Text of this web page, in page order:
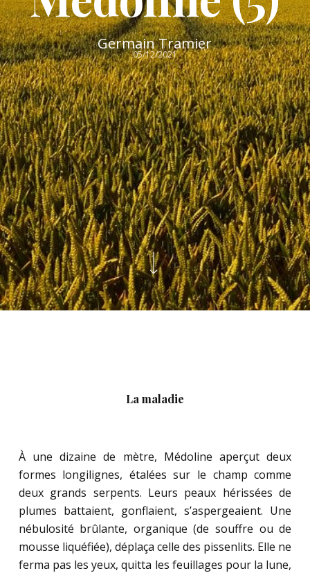
Germain Tramier
05/12/2021
La maladie
À une dizaine de mètre, Médoline aperçut deux
formes longilignes, étalées sur le champ comme
deux grands serpents. Leurs peaux hérissées de
plumes battaient, gonflaient, s’aspergeaient. Une
nébulosité brûlante, organique (de souffre ou de
mousse liquéfiée), déplaça celle des pissenlits. Elle ne
ferma pas les yeux, quitta les feuillages pour la lune,